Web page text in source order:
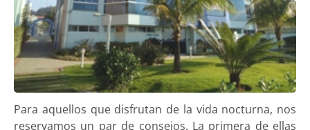
Para aquellos que disfrutan de la vida nocturna, nos
reservamos un par de consejos. La primera de ellas